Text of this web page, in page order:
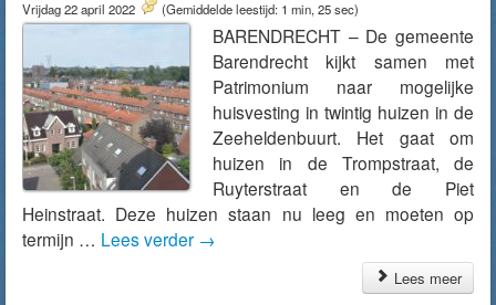
Vrijdag 22 april 2022 (Gemiddelde leestijd: 1 min, 25 sec)
BARENDRECHT – De gemeente
Barendrecht kijkt samen met
Patrimonium naar mogelijke
huisvesting in twintig huizen in de
Zeeheldenbuurt. Het gaat om
huizen in de Trompstraat, de
Ruyterstraat en de Piet
Heinstraat. Deze huizen staan nu leeg en moeten op
termijn … Lees verder →
Lees meer